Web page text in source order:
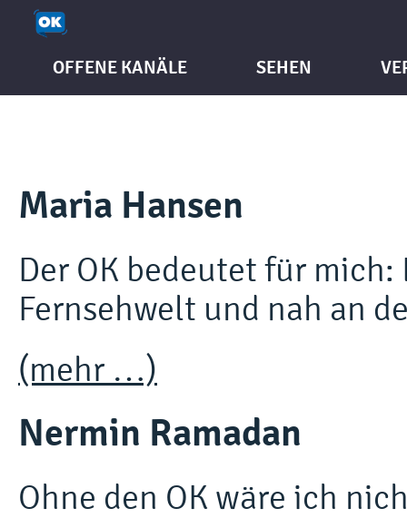
OFFENE KANÄLE SEHEN
Maria Hansen
Der OK bedeutet für
Fernsehwelt und nah an
(mehr …)
Nermin Ramadan
Ohne den OK wäre ich